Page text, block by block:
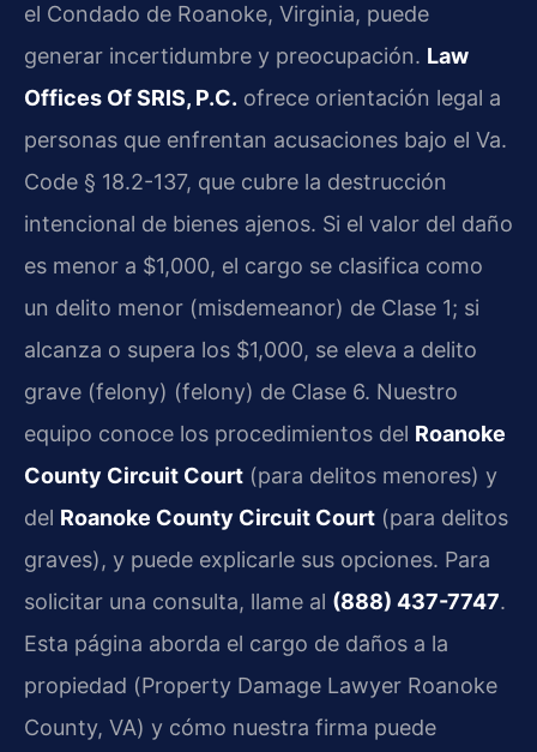
el Condado de Roanoke, Virginia, puede
generar incertidumbre y preocupación. Law
Offices Of SRIS, P.C. ofrece orientación legal a
personas que enfrentan acusaciones bajo el Va.
Code § 18.2-137, que cubre la destrucción
intencional de bienes ajenos. Si el valor del daño
es menor a $1,000, el cargo se clasifica como
un delito menor (misdemeanor) de Clase 1; si
alcanza o supera los $1,000, se eleva a delito
grave (felony) (felony) de Clase 6. Nuestro
equipo conoce los procedimientos del Roanoke
County Circuit Court (para delitos menores) y
del Roanoke County Circuit Court (para delitos
graves), y puede explicarle sus opciones. Para
solicitar una consulta, llame al (888) 437-7747.
Esta página aborda el cargo de daños a la
propiedad (Property Damage Lawyer Roanoke
County, VA) y cómo nuestra firma puede